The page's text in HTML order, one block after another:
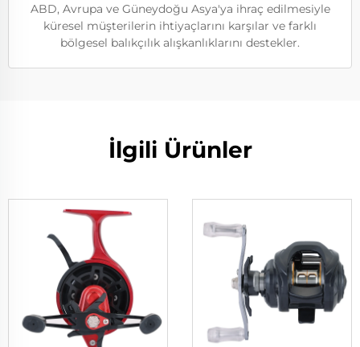
ABD, Avrupa ve Güneydoğu Asya'ya ihraç edilmesiyle
küresel müşterilerin ihtiyaçlarını karşılar ve farklı
bölgesel balıkçılık alışkanlıklarını destekler.
İlgili Ürünler